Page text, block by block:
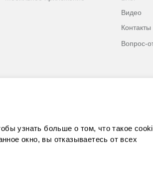
Видео
Контакты
Вопрос-
узнать больше о том, что такое
окно, вы отказываетесь от всех